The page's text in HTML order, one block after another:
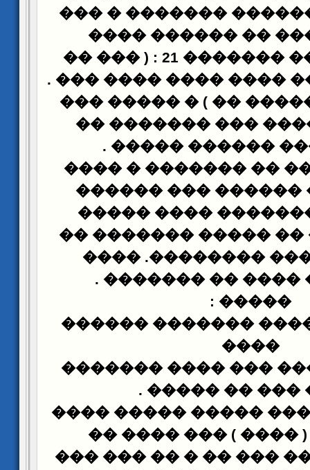
����� �� �������
��� ��� ��� ��
���
: (
��� ��
������� ���� ����
����� �� ������ �� )
������� ���� ���
����� ���
.
��� �� ����� ��
����� ��� ������
������ ��������
����� ���� �� �����
����� �����
������� ���� ��
.
�����
:
��� ���� �����
����
������� ���� ���
���� ��� ��
.
���� ���� ����
)
��� ���� ��
������ ����� ��� ��